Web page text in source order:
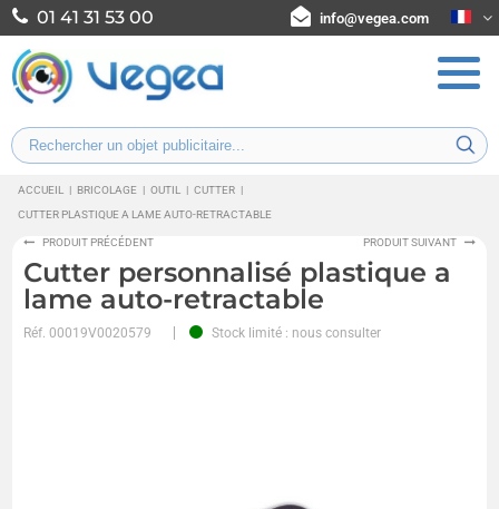
01 41 31 53 00 info@vegea.com
ACCUEIL | BRICOLAGE | OUTIL | CUTTER |
CUTTER PLASTIQUE A LAME AUTO-RETRACTABLE
PRODUIT PRÉCÉDENT PRODUIT SUIVANT
Cutter personnalisé plastique a
lame auto-retractable
Réf.00019V0020579 Stock limité : nous consulter